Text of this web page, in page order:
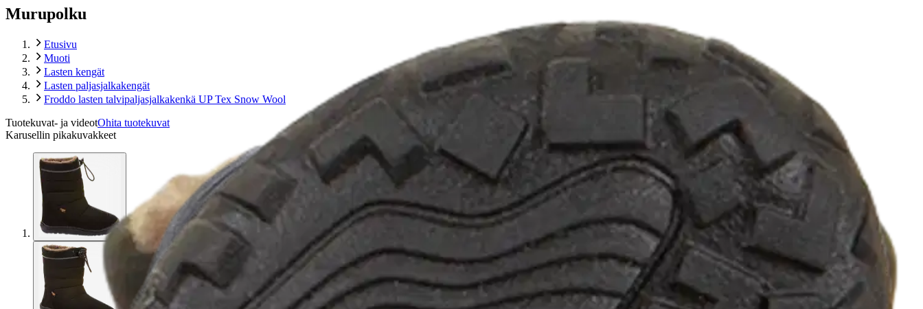
Murupolku
Etusivu
Muoti
Lasten kengät
Lasten paljasjalkakengät
Froddo lasten talvipaljasjalkakenkä UP Tex Snow Wool
Tuotekuvat- ja videotOhita tuotekuvat
Karusellin pikakuvakkeet